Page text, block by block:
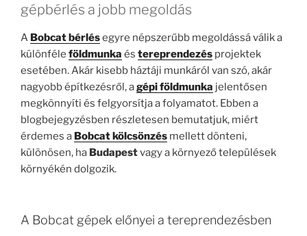
gépbérlés a jobb megoldás
A Bobcat bérlésegyre népszerűbb megoldássá válik a
különféle földmunka és tereprendezés projektek
esetében. Akár kisebb háztáji munkáról van szó, akár
nagyobb építkezésről, agépi földmunka jelentősen
megkönnyíti és felgyorsítja a folyamatot. Ebben a
blogbejegyzésben részletesen bemutatjuk, miért
érdemes a Bobcat kölcsönzés mellett dönteni,
különösen, ha Budapestvagy a környező települések
környékén dolgozik.
A Bobcat gépek előnyei a tereprendezésben